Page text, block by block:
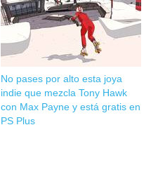
No pases por alto esta joya
indie que mezcla Tony Hawk
con Max Payne y está gratis en
PS Plus